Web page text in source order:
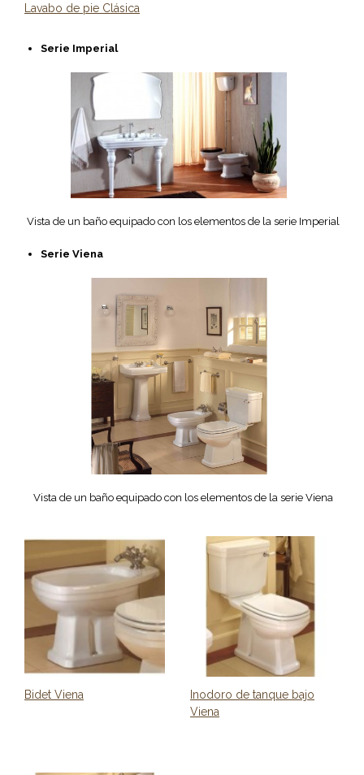
Lavabo de pie Clásica
Serie Imperial
Vista de un baño equipado con los elementos de la serie Imperial
Serie Viena
Vista de un baño equipado con los elementos de la serie Viena
Bidet Viena
Inodoro de tanque bajo
Viena